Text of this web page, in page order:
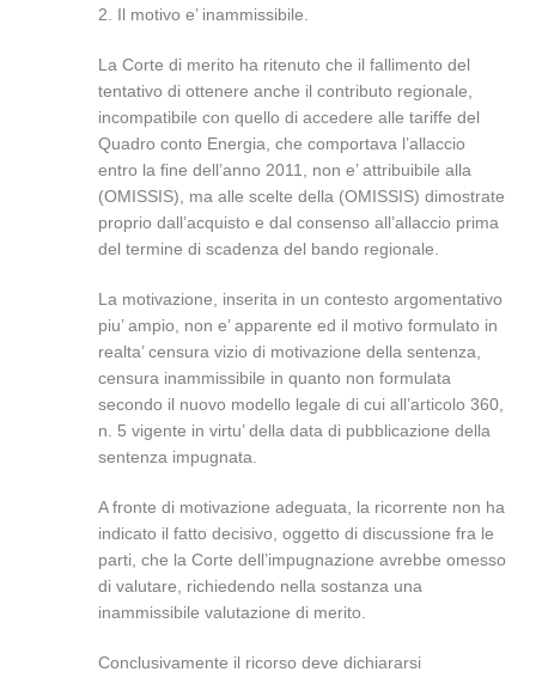
2. Il motivo e’ inammissibile.
La Corte di merito ha ritenuto che il fallimento del
tentativo di ottenere anche il contributo regionale,
incompatibile con quello di accedere alle tariffe del
Quadro conto Energia, che comportava l’allaccio
entro la fine dell’anno 2011, non e’ attribuibile alla
(OMISSIS), ma alle scelte della (OMISSIS) dimostrate
proprio dall’acquisto e dal consenso all’allaccio prima
del termine di scadenza del bando regionale.
La motivazione, inserita in un contesto argomentativo
piu’ ampio, non e’ apparente ed il motivo formulato in
realta’ censura vizio di motivazione della sentenza,
censura inammissibile in quanto non formulata
secondo il nuovo modello legale di cui all’articolo 360,
n. 5 vigente in virtu’ della data di pubblicazione della
sentenza impugnata.
A fronte di motivazione adeguata, la ricorrente non ha
indicato il fatto decisivo, oggetto di discussione fra le
parti, che la Corte dell’impugnazione avrebbe omesso
di valutare, richiedendo nella sostanza una
inammissibile valutazione di merito.
Conclusivamente il ricorso deve dichiararsi